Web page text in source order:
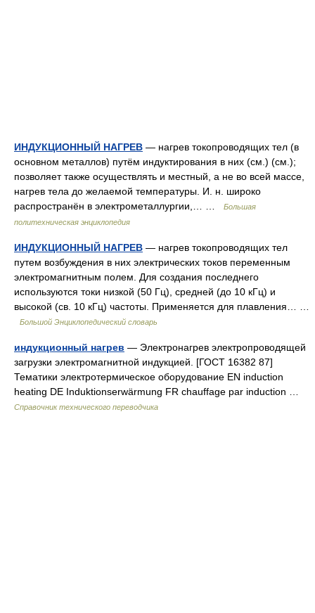
ИНДУКЦИОННЫЙ НАГРЕВ — нагрев токопроводящих тел (в
основном металлов) путём индуктирования в них (см.) (см.);
позволяет также осуществлять и местный, а не во всей массе,
нагрев тела до желаемой температуры. И. н. широко
распространён в электрометаллургии,… …
Большая
политехническая энциклопедия
ИНДУКЦИОННЫЙ НАГРЕВ — нагрев токопроводящих тел
путем возбуждения в них электрических токов переменным
электромагнитным полем. Для создания последнего
используются токи низкой (50 Гц), средней (до 10 кГц) и
высокой (св. 10 кГц) частоты. Применяется для плавления… …
Большой Энциклопедический словарь
индукционный нагрев — Электронагрев электропроводящей
загрузки электромагнитной индукцией. [ГОСТ 16382 87]
Тематики электротермическое оборудование EN induction
heating DE Induktionserwärmung FR chauffage par induction …
Справочник технического переводчика